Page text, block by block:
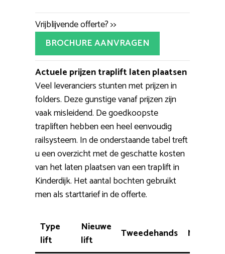
Vrijblijvende offerte? >>
BROCHURE AANVRAGEN
Actuele prijzen traplift laten plaatsen
Veel leveranciers stunten met prijzen in
folders. Deze gunstige vanaf prijzen zijn
vaak misleidend. De goedkoopste
trapliften hebben een heel eenvoudig
railsysteem. In de onderstaande tabel treft
u een overzicht met de geschatte kosten
van het laten plaatsen van een traplift in
Kinderdijk. Het aantal bochten gebruikt
men als starttarief in de offerte.
Type
lift
Nieuwe
lift
Tweedehands Montage